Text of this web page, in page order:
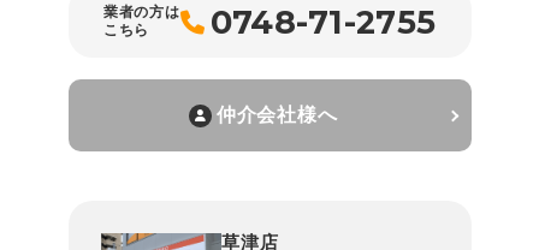
業者の方は
こちら
0748-71-2755
仲介会社様へ
草津店